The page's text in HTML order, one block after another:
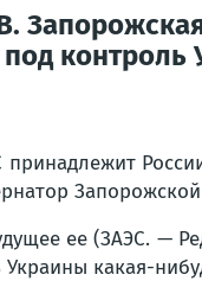
Запорожская
контроль
ее (ЗАЭС. —
Украины какая-